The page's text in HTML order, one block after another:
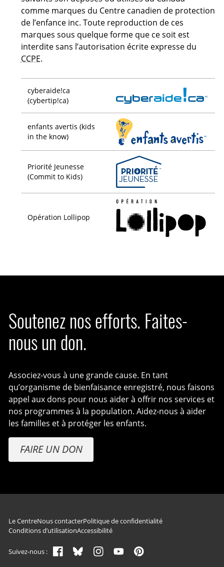
comme marques du Centre canadien de protection
de l’enfance inc. Toute reproduction de ces
marques sous quelque forme que ce soit est
interdite sans l’autorisation écrite expresse du
CCPE.
cyberaide!ca
(cybertip!ca)
enfants avertis (kids
in the know)
Priorité Jeunesse
(Commit to Kids)
Opération Lollipop
Soutenez nos efforts. Faites-
nous un don.
Associez-vous à une grande cause. En tant
qu’organisme de bienfaisance enregistré, nous faisons
appel aux dons pour nous aider à offrir nos services et
nos programmes à la population. Aidez-nous à aider
les familles et à protéger les enfants.
FAIRE UN DON
Navigation du pied de page
Le CentreNous contacterPolitique de confidentialité
Conditions d’utilisationAccessibilité
Suivez-nous :